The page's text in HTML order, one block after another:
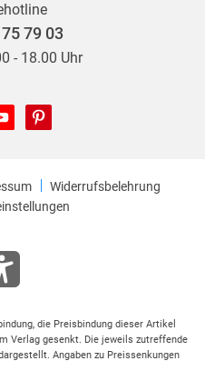
79 03
- 18.00 Uhr
Widerrufsbelehrung
die Preisbindung dieser Artikel
Verlag gesenkt. Die jeweils zutreffende
Angaben zu Preissenkungen